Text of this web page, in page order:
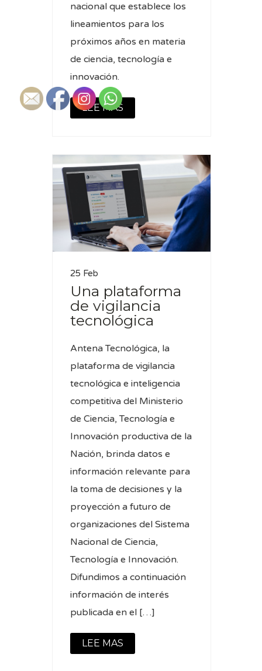
nacional que establece los
lineamientos para los
próximos años en materia
de ciencia, tecnología e
innovación.
LEE MAS
25 Feb
Una plataforma
de vigilancia
tecnológica
Antena Tecnológica, la
plataforma de vigilancia
tecnológica e inteligencia
competitiva del Ministerio
de Ciencia, Tecnología e
Innovación productiva de la
Nación, brinda datos e
información relevante para
la toma de decisiones y la
proyección a futuro de
organizaciones del Sistema
Nacional de Ciencia,
Tecnología e Innovación.
Difundimos a continuación
información de interés
publicada en el […]
LEE MAS